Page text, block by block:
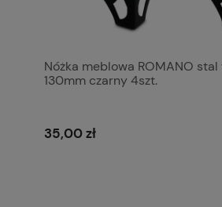
Nóżka meblowa ROMANO
130mm czarny 4szt.
35,00 zł